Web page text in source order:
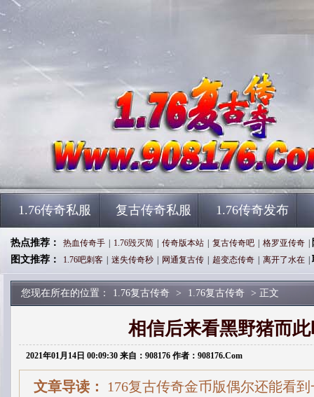
1.76传奇私服 复古传奇私服 1.76传奇发布
热点推荐： 热血传奇手 1.76毁灭简 传奇版本站 复古传奇吧 格罗亚传奇
图文推荐：
1.76吧刺客 迷失传奇秒 网通复古传 超变态传奇 离开了水在
您现在所在的位置： 1.76复古传奇 > 1.76复古传奇 > 正文
相信后来看黑野猪而
2021年01月14日 00:09:30 来自：908176 作者：908176.Com
文章导读：
176复古传奇金币版偶尔还能看